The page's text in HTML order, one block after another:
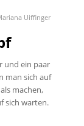
Uiffinger
und ein paar
man sich auf
machen,
sich warten.